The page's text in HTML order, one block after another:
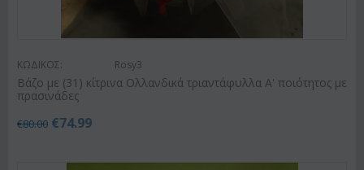
ΚΩΔΙΚΟΣ: Rosy3
Βάζο με (31) κίτρινα Ολλανδικά τριαντάφυλλα Α' ποιότητος με
πρασινάδες
€80.00 €74.99